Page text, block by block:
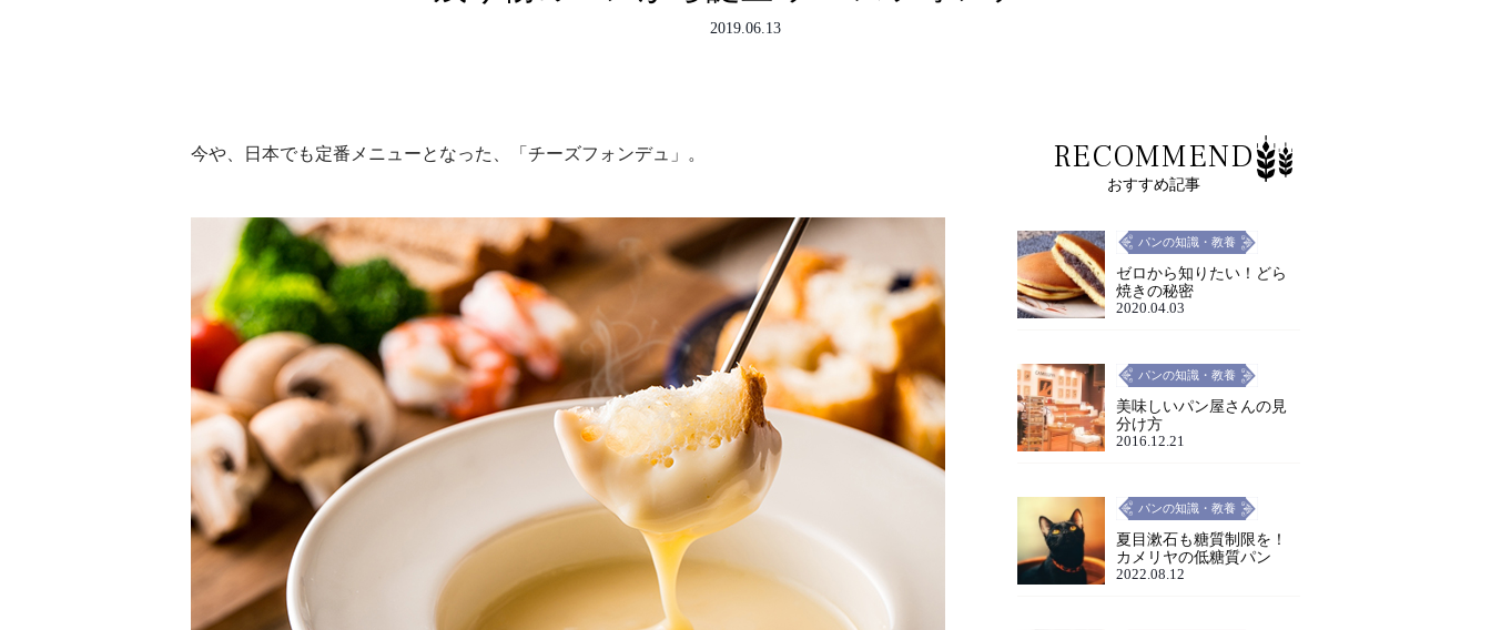
2019.06.13
今や、日本でも定番メニューとなった、「チーズフォンデュ」。 RECOMMEND
おすすめ記事
パンの知識・教養
ゼロから知りたい！どら
焼きの秘密
2020.04.03
パンの知識・教養
美味しいパン屋さんの見
分け方
2016.12.21
パンの知識・教養
夏目漱石も糖質制限を！
カメリヤの低糖質パン
2022.08.12